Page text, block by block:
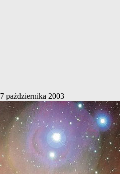
7 października 2003